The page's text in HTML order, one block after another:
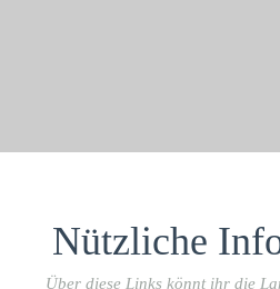
Nützliche
Über diese Links könnt ihr die